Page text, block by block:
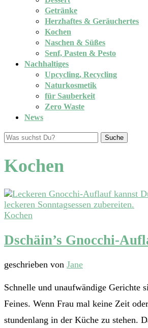
Getränke
Herzhaftes & Geräuchertes
Kochen
Naschen & Süßes
Senf, Pasten & Pesto
Nachhaltiges
Upcycling, Recycling
Naturkosmetik
für Sauberkeit
Zero Waste
News
Suche
Kochen
Kochen
Dschäin’s Gnocchi-
geschrieben von Jane
Schnelle und unaufwändige Gerichte
Feines. Wenn Frau mal keine Zeit
stundenlang in der Küche zu stehen.